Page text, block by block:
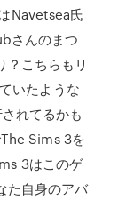
Navetsea氏
さんのまつ
？こちらもリ
いたような
れてるかも
Sims 3を
3はこのゲ
た自身のアバ